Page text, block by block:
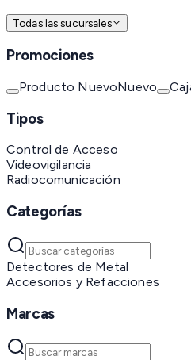
Todas las sucursales
Promociones
Producto NuevoNuevo
Tipos
Control de Acceso
Videovigilancia
Radiocomunicación
Categorías
Detectores de Metal
Accesorios y Refacciones
Marcas